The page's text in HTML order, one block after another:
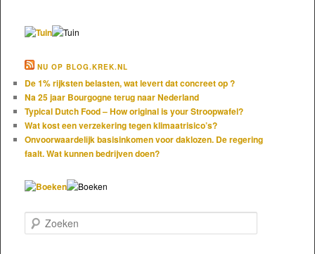
NU OP BLOG.KREK.NL
De 1% rijksten belasten, wat levert dat concreet op ?
Na 25 jaar Bourgogne terug naar Nederland
Typical Dutch Food – How original is your Stroopwafel?
Wat kost een verzekering tegen klimaatrisico’s?
Onvoorwaardelijk basisinkomen voor daklozen. De regering
faalt. Wat kunnen bedrijven doen?
Zoeken